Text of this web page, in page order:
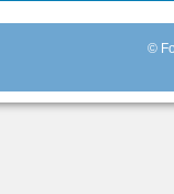
©